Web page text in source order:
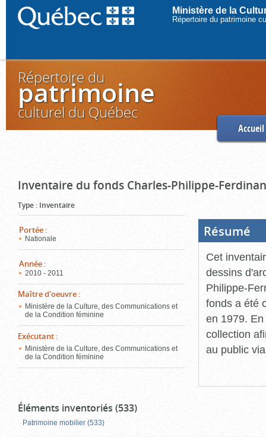
Ministère de la
Répertoire du patrimoine
Répertoire du
patrimoine
culturel du Québec
Accueil
Inventaire du fonds Charles-Philippe-
Type : Inventaire
Portée :
Nationale
Année :
2010 - 2011
Maître d'oeuvre :
Ministère de la Culture, des Communications et
de la Condition féminine
Exécutant :
Ministère de la Culture, des Communications et
de la Condition féminine
Résumé
Cet
dessins
Philippe-
fonds a été
en 1979.
collection
au public
Éléments inventoriés (533)
Patrimoine mobilier (533)